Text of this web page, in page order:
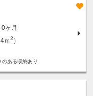
0ヶ月
ｍ2 ）
ある収納あり